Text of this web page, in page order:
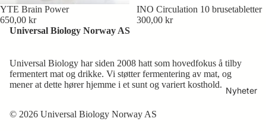
lepper
make-
up
og
fotpleie
Nyheter
YTE Brain Power
650,00 kr
INO Circulation 10 brusetabletter
300,00 kr
Universal Biology Norway AS
Universal Biology har siden 2008 hatt som hovedfokus å tilby
fermentert mat og drikke. Vi støtter fermentering av mat, og
mener at dette hører hjemme i et sunt og variert kosthold.
© 2026 Universal Biology Norway AS